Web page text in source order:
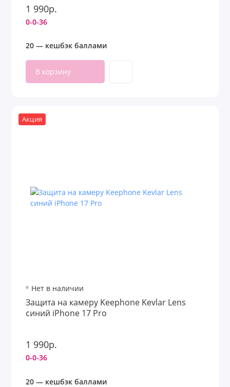
1 990р.
0-0-36
20 — кешбэк баллами
В корзину
Акция
Нет в наличии
Защита на камеру Keephone Kevlar Lens
синий iPhone 17 Pro
1 990р.
0-0-36
20 — кешбэк баллами